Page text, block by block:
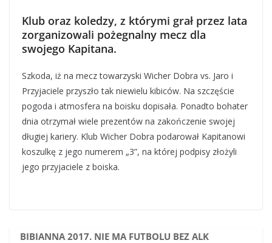
Klub oraz koledzy, z którymi grał przez lata
zorganizowali pożegnalny mecz dla
swojego Kapitana.
Szkoda, iż na mecz towarzyski Wicher Dobra vs. Jaro i
Przyjaciele przyszło tak niewielu kibiców. Na szczęście
pogoda i atmosfera na boisku dopisała. Ponadto bohater
dnia otrzymał wiele prezentów na zakończenie swojej
długiej kariery. Klub Wicher Dobra podarował Kapitanowi
koszulkę z jego numerem „3”, na której podpisy złożyli
jego przyjaciele z boiska.
BIBIANNA 2017. NIE MA FUTBOLU BEZ ALK